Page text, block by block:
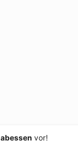
abessen vor!